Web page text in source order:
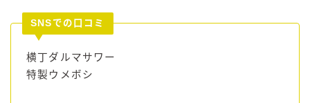
SNSでの口コミ
横丁ダルマサワー
特製ウメボシ